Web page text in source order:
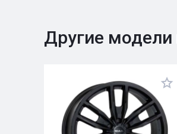
Другие